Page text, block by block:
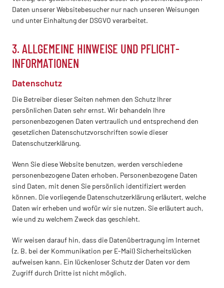
Daten unserer Websitebesucher nur nach unseren Weisungen
und unter Einhaltung der DSGVO verarbeitet.
3. ALLGEMEINE HINWEISE UND PFLICHT­
INFORMATIONEN
Datenschutz
Die Betreiber dieser Seiten nehmen den Schutz Ihrer
persönlichen Daten sehr ernst. Wir behandeln Ihre
personenbezogenen Daten vertraulich und entsprechend den
gesetzlichen Datenschutzvorschriften sowie dieser
Datenschutzerklärung.
Wenn Sie diese Website benutzen, werden verschiedene
personenbezogene Daten erhoben. Personenbezogene Daten
sind Daten, mit denen Sie persönlich identifiziert werden
können. Die vorliegende Datenschutzerklärung erläutert, welche
Daten wir erheben und wofür wir sie nutzen. Sie erläutert auch,
wie und zu welchem Zweck das geschieht.
Wir weisen darauf hin, dass die Datenübertragung im Internet
(z. B. bei der Kommunikation per E-Mail) Sicherheitslücken
aufweisen kann. Ein lückenloser Schutz der Daten vor dem
Zugriff durch Dritte ist nicht möglich.